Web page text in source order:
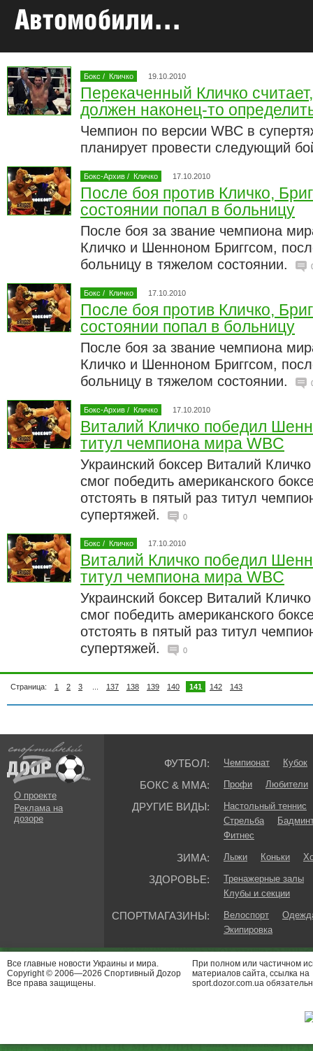
Бокс / Кличко 19.10.2010
Перекаченный Кличко
должен наконец-то
Чемпион по версии WBC в
планирует провести следующий
Бокс-Архив / Кличко 17.10.2010
После боя против Кличко,
состоянии попал в больницу
После боя за звание чемпиона
Кличко и Шенноном Бриггсом,
больницу в тяжелом состоянии.
Бокс / Кличко 17.10.2010
После боя против Кличко,
состоянии попал в больницу
После боя за звание чемпиона
Кличко и Шенноном Бриггсом,
больницу в тяжелом состоянии.
Бокс-Архив / Кличко 17.10.2010
Виталий Кличко победил
титул чемпиона мира WBC
Украинский боксер Виталий
смог победить американского
отстоять в пятый раз титул
супертяжей.
0
Бокс / Кличко 17.10.2010
Виталий Кличко победил
титул чемпиона мира WBC
Украинский боксер Виталий
смог победить американского
отстоять в пятый раз титул
супертяжей.
0
Страница: 1 2 3 137 138 139 140 141 142 143
О проекте
Реклама на
дозоре
ФУТБОЛ: Чемпионат Кубок
БОКС & ММА: Профи Любители
ДРУГИЕ ВИДЫ:
Настольный теннис
Стрельба
Фитнес
ЗИМА: Лыжи Коньки
ЗДОРОВЬЕ:
Тренажерные залы
Клубы и секции
СПОРТМАГАЗИНЫ: Велоспорт
Экипировка
Все главные новости Украины и мира.
Copyright © 2006—2026 Спортивный Доzор
Все права защищены.
При полном или частичном
материалов сайта, ссылка на
sport.dozor.com.ua